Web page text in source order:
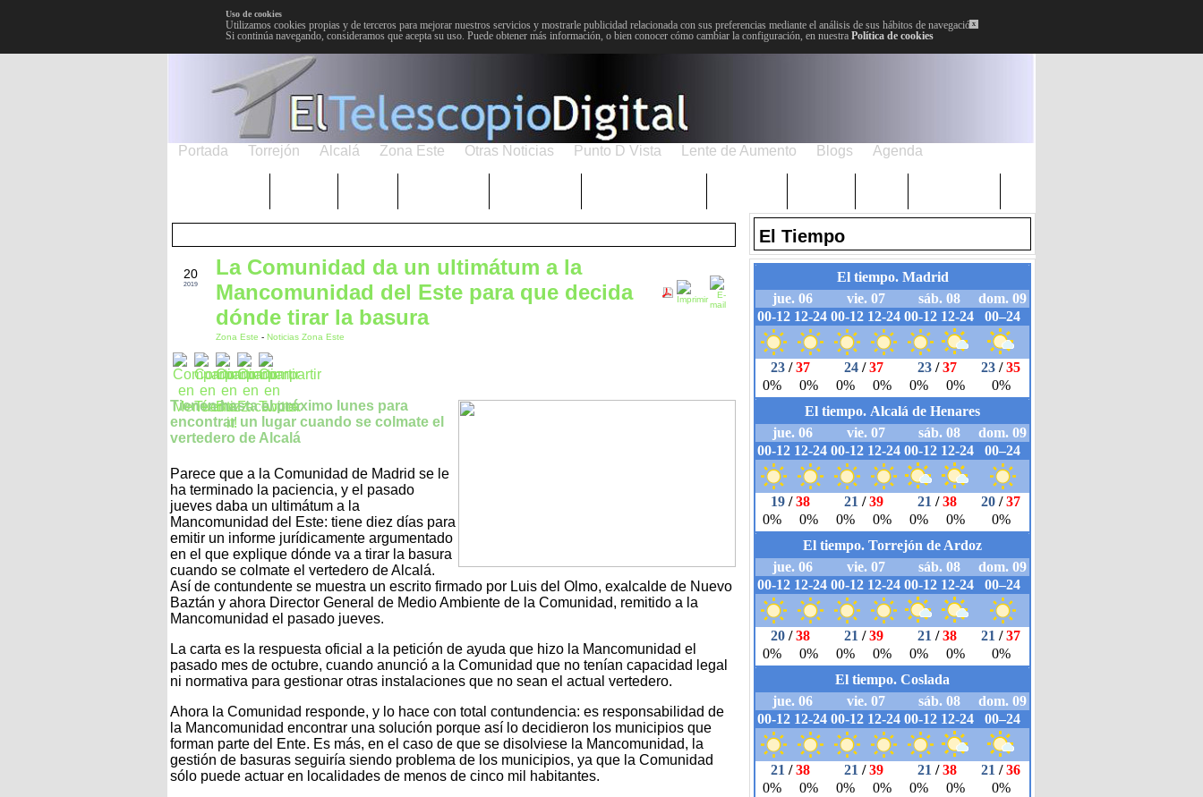
x
Uso de cookies
Utilizamos cookies propias y de terceros para mejorar nuestros servicios y mostrarle publicidad relacionada con sus preferencias mediante el análisis de sus hábitos de navegación.
Si continúa navegando, consideramos que acepta su uso. Puede obtener más información, o bien conocer cómo cambiar la configuración, en nuestra Política de cookies
Portada Torrejón Alcalá Zona Este Otras Noticias Punto D Vista Lente de Aumento Blogs Agenda
20
2019
La Comunidad da un ultimátum a la
Mancomunidad del Este para que decida
dónde tirar la basura
Zona Este - Noticias Zona Este
Tienen hasta el próximo lunes para
encontrar un lugar cuando se colmate el
vertedero de Alcalá
Parece que a la Comunidad de Madrid se le
ha terminado la paciencia, y el pasado
jueves daba un ultimátum a la
Mancomunidad del Este: tiene diez días para
emitir un informe jurídicamente argumentado
en el que explique dónde va a tirar la basura
cuando se colmate el vertedero de Alcalá.
Así de contundente se muestra un escrito firmado por Luis del Olmo, exalcalde de Nuevo
Baztán y ahora Director General de Medio Ambiente de la Comunidad, remitido a la
Mancomunidad el pasado jueves.
La carta es la respuesta oficial a la petición de ayuda que hizo la Mancomunidad el
pasado mes de octubre, cuando anunció a la Comunidad que no tenían capacidad legal
ni normativa para gestionar otras instalaciones que no sean el actual vertedero.
Ahora la Comunidad responde, y lo hace con total contundencia: es responsabilidad de
la Mancomunidad encontrar una solución porque así lo decidieron los municipios que
forman parte del Ente. Es más, en el caso de que se disolviese la Mancomunidad, la
gestión de basuras seguiría siendo problema de los municipios, ya que la Comunidad
sólo puede actuar en localidades de menos de cinco mil habitantes.
El Tiempo